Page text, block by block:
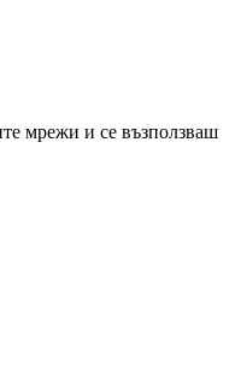
мрежи и се възползваш